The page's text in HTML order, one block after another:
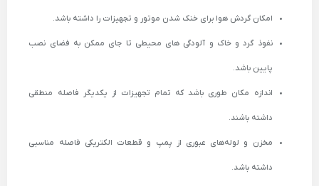
امکان گردش هوا برای خنک شدن موتور و تجهیزات را داشته باشد.
نفوذ گرد و خاک و آلودگی های محیطی تا جای ممکن به فضای نصب
پایین باشد.
اندازه مکان طوری باشد که تمام تجهیزات از یکدیگر فاصله منطقی
داشته باشند.
مخزن و لوله‌های عبوری از پمپ و قطعات الکتریکی فاصله مناسبی
داشته باشد.